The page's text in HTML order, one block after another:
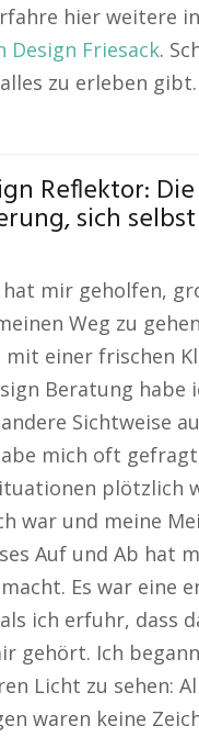
hier weitere
Design Friesack.
zu erleben gibt.
Reflektor: Die
sich
hat mir geholfen,
Weg zu
mit einer frischen
Beratung habe
Sichtweise
mich oft
plötzlich
war und meine
Auf und Ab hat
Es war eine
ich erfuhr, dass
gehört. Ich
Licht zu sehen:
waren keine